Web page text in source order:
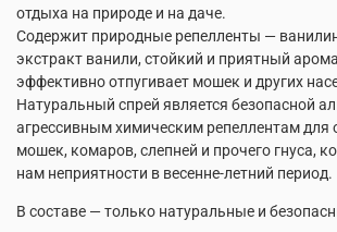
отдыха на природе и на даче.
Содержит природные репелленты —
экстракт ванили, стойкий и приятный
эффективно отпугивает мошек и других
Натуральный спрей является безопасной
агрессивным химическим репеллентам для
мошек, комаров, слепней и прочего гнуса,
нам неприятности в весенне-летний период.
В составе — только натуральные и